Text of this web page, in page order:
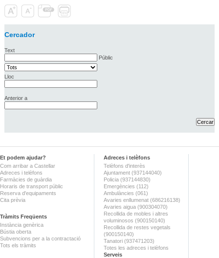
Cercador
Text
Públic
Lloc
Anterior a
Et podem ajudar?
Com arribar a Castellar
Adreces i telèfons
Farmàcies de guàrdia
Horaris de transport públic
Reserva d'equipaments
Cita prèvia
Tràmits Freqüents
Instància genèrica
Bústia oberta
Subvencions per a la contractació
Tots els tràmits
Adreces i telèfons
Telèfons d'interès
Ajuntament (937144040)
Policia (937144830)
Emergències (112)
Ambulàncies (061)
Avaries enllumenat (686216138)
Avaries aigua (900304070)
Recollida de mobles i altres
voluminosos (900150140)
Recollida de restes vegetals
(900150140)
Tanatori (937471203)
Totes les adreces i telèfons
Serveis